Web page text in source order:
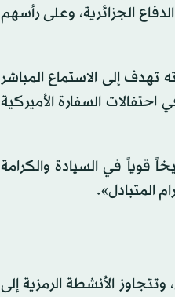
الجزائرية، وعلى رأسهم
تهدف إلى الاستماع المباشر
السفارة الأميركية
قوياً في السيادة والكرامة
المتبادل».
الأنشطة الرمزية إلى